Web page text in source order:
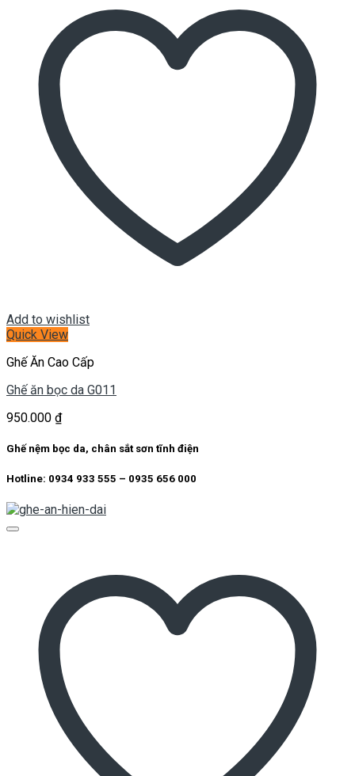
Add to wishlist
Quick View
Ghế Ăn Cao Cấp
Ghế ăn bọc da G011
950.000 ₫
Ghế nệm bọc da, chân sắt sơn tĩnh điện
Hotline: 0934 933 555 – 0935 656 000